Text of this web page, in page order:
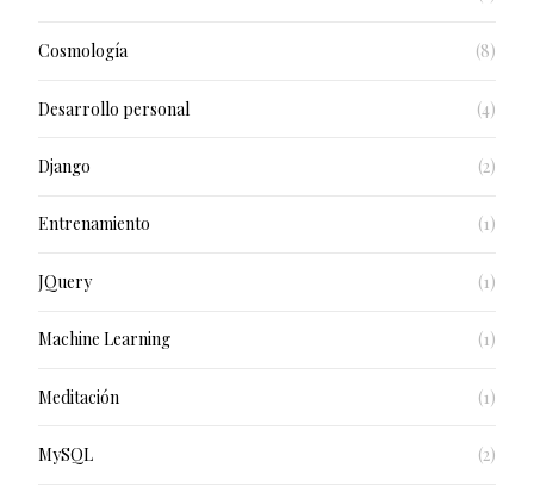
Cosmología (8)
Desarrollo personal (4)
Django (2)
Entrenamiento (1)
JQuery (1)
Machine Learning (1)
Meditación (1)
MySQL (2)